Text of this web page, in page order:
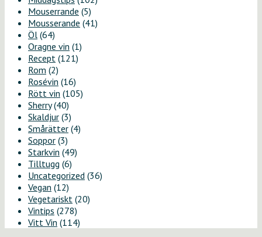
Mouserrande (5)
Mousserande (41)
Öl (64)
Oragne vin (1)
Recept (121)
Rom (2)
Rosévin (16)
Rött vin (105)
Sherry(40)
Skaldjur (3)
Smårätter (4)
Soppor (3)
Starkvin (49)
Tilltugg (6)
Uncategorized (36)
Vegan (12)
Vegetariskt (20)
Vintips (278)
Vitt Vin (114)